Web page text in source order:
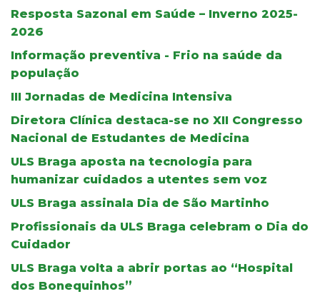
Resposta Sazonal em Saúde – Inverno 2025-
2026
Informação preventiva - Frio na saúde da
população
III Jornadas de Medicina Intensiva
Diretora Clínica destaca-se no XII Congresso
Nacional de Estudantes de Medicina
ULS Braga aposta na tecnologia para
humanizar cuidados a utentes sem voz
ULS Braga assinala Dia de São Martinho
Profissionais da ULS Braga celebram o Dia do
Cuidador
ULS Braga volta a abrir portas ao “Hospital
dos Bonequinhos”